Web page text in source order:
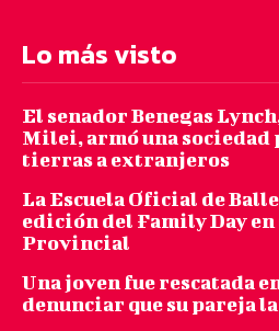
Lo más visto
El senador Benegas
Milei, armó una sociedad
tierras a extranjeros
La Escuela Oficial de
edición del Family Day
Provincial
Una joven fue rescatada
denunciar que su pareja